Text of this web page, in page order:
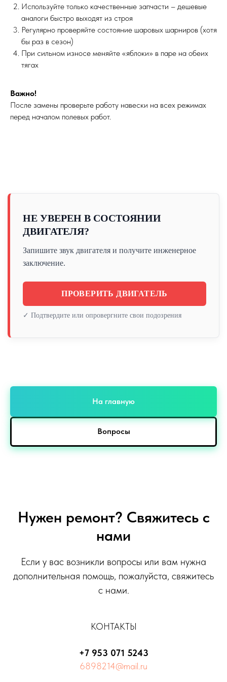
Используйте только качественные запчасти – дешевые
аналоги быстро выходят из строя
Регулярно проверяйте состояние шаровых шарниров (хотя
бы раз в сезон)
При сильном износе меняйте «яблоки» в паре на обеих
тягах
Важно!
После замены проверьте работу навески на всех режимах
перед началом полевых работ.
НЕ УВЕРЕН В СОСТОЯНИИ
ДВИГАТЕЛЯ?
Запишите звук двигателя и получите инженерное
заключение.
ПРОВЕРИТЬ ДВИГАТЕЛЬ
✓ Подтвердите или опровергните свои подозрения
На главную
Вопросы
Нужен ремонт? Свяжитесь с
нами
Если у вас возникли вопросы или вам нужна
дополнительная помощь, пожалуйста, свяжитесь
с нами.
КОНТАКТЫ
+7 953 071 5243
6898214@mail.ru